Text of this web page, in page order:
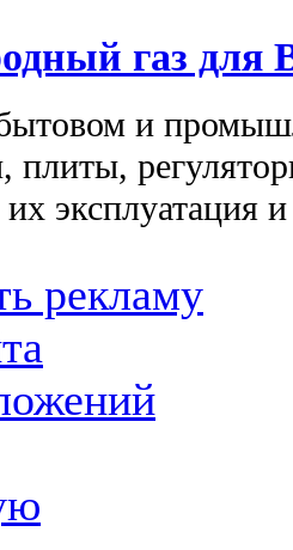
газ для
и
плиты,
эксплуатация
рекламу